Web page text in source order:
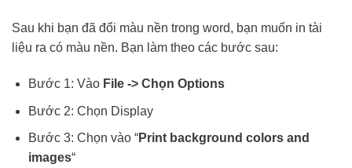
Sau khi bạn đã đổi màu nền trong word, bạn muốn in tài
liệu ra có màu nền. Bạn làm theo các bước sau:
Bước 1: Vào File -> Chọn Options
Bước 2: Chọn Display
Bước 3: Chọn vào “Print background colors and
images“